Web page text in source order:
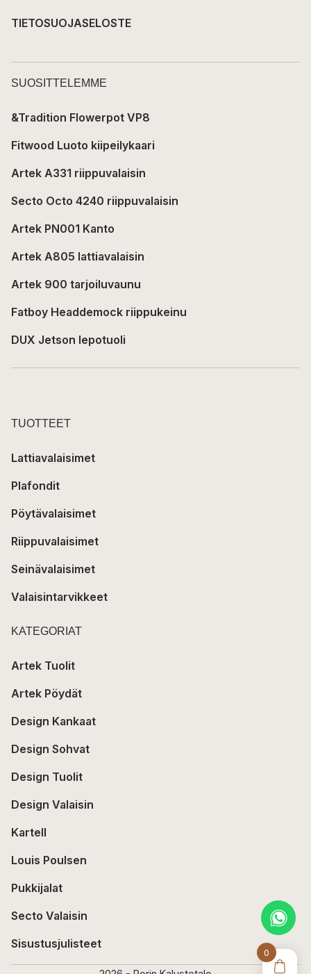
0
TIETOSUOJASELOSTE
SUOSITTELEMME
&Tradition Flowerpot VP8
Fitwood Luoto kiipeilykaari
Artek A331 riippuvalaisin
Secto Octo 4240 riippuvalaisin
Artek PN001 Kanto
Artek A805 lattiavalaisin
Artek 900 tarjoiluvaunu
Fatboy Headdemock riippukeinu
DUX Jetson lepotuoli
TUOTTEET
Lattiavalaisimet
Plafondit
Pöytävalaisimet
Riippuvalaisimet
Seinävalaisimet
Valaisintarvikkeet
KATEGORIAT
Artek Tuolit
Artek Pöydät
Design Kankaat
Design Sohvat
Design Tuolit
Design Valaisin
Kartell
Louis Poulsen
Pukkijalat
Secto Valaisin
Sisustusjulisteet